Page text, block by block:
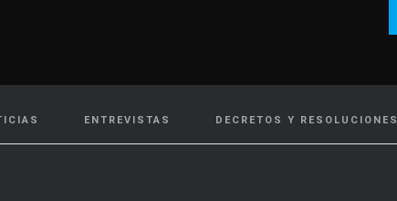
ENTREVISTAS DECRETOS Y RESOLUCIONES